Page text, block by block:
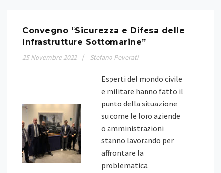
Convegno “Sicurezza e Difesa delle
Infrastrutture Sottomarine”
25 Novembre 2022 Stefano Peverati
Esperti del mondo civile
e militare hanno fatto il
punto della situazione
su come le loro aziende
o amministrazioni
stanno lavorando per
affrontare la
problematica.